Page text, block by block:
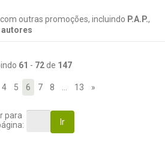
outras promoções, incluindo P.A.P.,
61 - 72de 147
4 5 6 7 8 13 »
Ir para
Ir